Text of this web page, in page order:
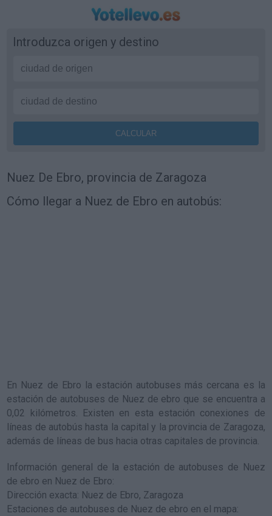
Introduzca origen y destino
Nuez De Ebro, provincia de Zaragoza
Cómo llegar a Nuez de Ebro en autobús:
En Nuez de Ebro la estación autobuses más cercana es la
estación de autobuses de Nuez de ebro que se encuentra a
0,02 kilómetros. Existen en esta estación conexiones de
líneas de autobús hasta la capital y la provincia de Zaragoza,
además de líneas de bus hacia otras capitales de provincia.
Información general de la estación de autobuses de Nuez
de ebro en Nuez de Ebro:
Dirección exacta: Nuez de Ebro, Zaragoza
Estaciones de autobuses de Nuez de ebro en el mapa: